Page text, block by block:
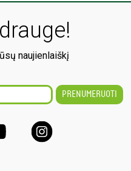
naujienlaiškį